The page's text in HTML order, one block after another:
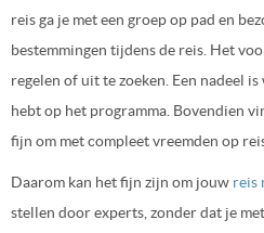
reis ga je met een groep op pad en
bestemmingen tijdens de reis. Het
regelen of uit te zoeken. Een nadeel
hebt op het programma. Bovendien
fijn om met compleet vreemden op
Daarom kan het fijn zijn om jouw reis
stellen door experts, zonder dat je